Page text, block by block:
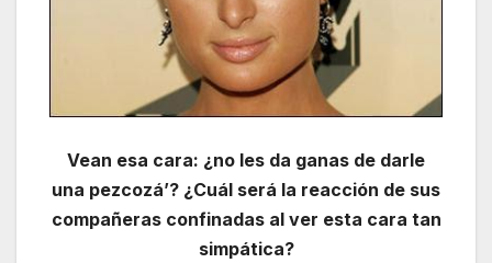
Vean esa cara: ¿no les da ganas de darle
una pezcozá’? ¿Cuál será la reacción de sus
compañeras confinadas al ver esta cara tan
simpática?